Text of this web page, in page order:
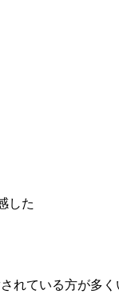
した
れている方が多く